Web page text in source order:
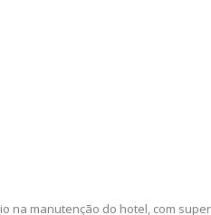
na manutenção do hotel, com